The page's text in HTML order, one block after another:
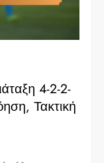
4-2-2-
Τακτική